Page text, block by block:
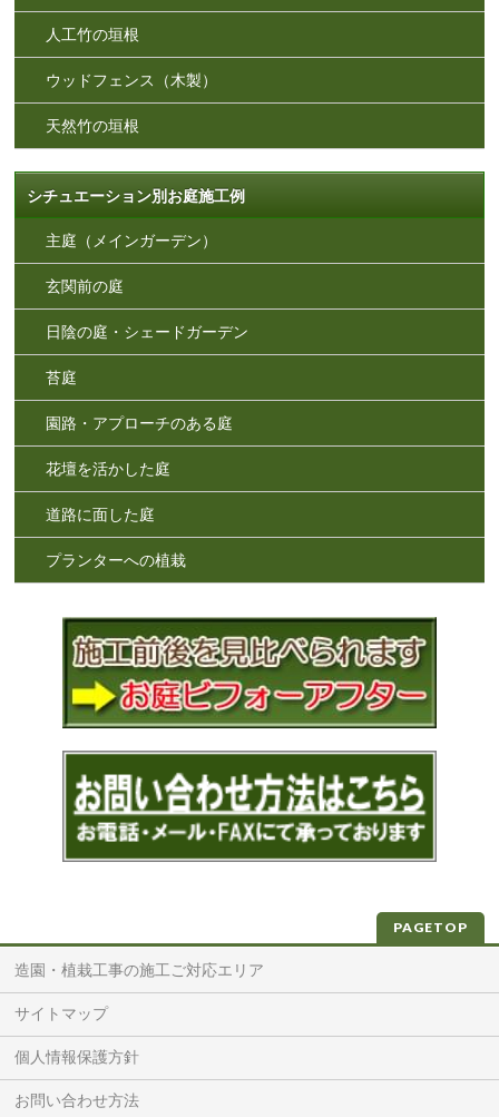
人工竹の垣根
ウッドフェンス（木製）
天然竹の垣根
シチュエーション別お庭施工例
主庭（メインガーデン）
玄関前の庭
日陰の庭・シェードガーデン
苔庭
園路・アプローチのある庭
花壇を活かした庭
道路に面した庭
プランターへの植栽
PAGETOP
造園・植栽工事の施工ご対応エリア
サイトマップ
個人情報保護方針
お問い合わせ方法